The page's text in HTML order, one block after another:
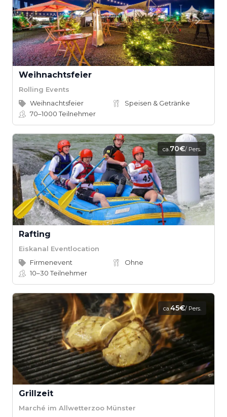
Weihnachtsfeier
Rolling Events
Weihnachtsfeier
Speisen & Getränke
70–1000Teilnehmer
ca.70€/ Pers.
Rafting
Eiskanal Eventlocation
Firmenevent
Ohne
10–30Teilnehmer
ca.45€/ Pers.
Grillzeit
Marché im Allwetterzoo Münster